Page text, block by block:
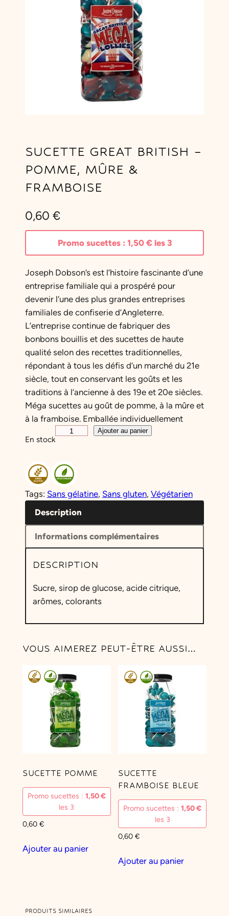
SUCETTE GREAT BRITISH –
POMME, MÛRE &
FRAMBOISE
0,60 €
Promo sucettes : 1,50 €les 3
Joseph Dobson’s est l’histoire fascinante d’une
entreprise familiale qui a prospéré pour
devenir l’une des plus grandes entreprises
familiales de confiserie d’Angleterre.
L’entreprise continue de fabriquer des
bonbons bouillis et des sucettes de haute
qualité selon des recettes traditionnelles,
répondant à tous les défis d’un marché du 21e
siècle, tout en conservant les goûts et les
traditions à l’ancienne à des 19e et 20e siècles.
Méga sucettes au goût de pomme, à la mûre et
à la framboise. Emballée individuellement
En stock
u
n
t
i
t
é
d
e
S
c
e
e
r
e
a
t
B
r
i
s
–
M
Ajouter au panier
Tags: Sans gélatine, Sans gluten, Végétarien
Description
Informations complémentaires
DESCRIPTION
Sucre, sirop de glucose, acide citrique,
arômes, colorants
VOUS AIMEREZ PEUT-ÊTRE AUSSI…
SUCETTE POMME
Promo sucettes : 1,50€
les 3
0,60 €
Ajouter au panier
SUCETTE
FRAMBOISE BLEUE
Promo sucettes :1,50€
les 3
0,60€
Ajouter au panier
PRODUITS SIMILAIRES